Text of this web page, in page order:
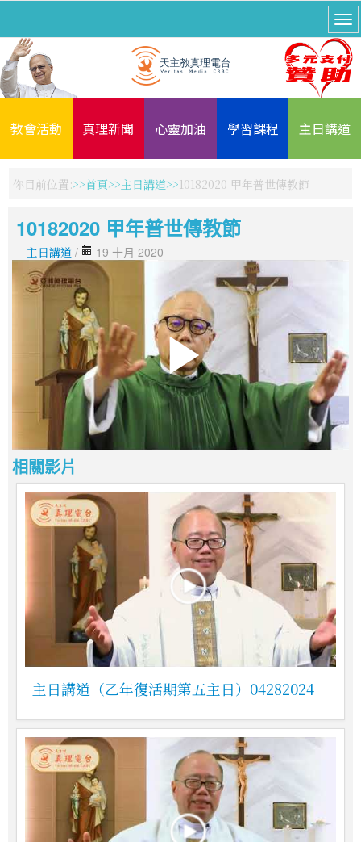
教會活動 真理新聞 心靈加油 學習課程 主日講道
你目前位置: 首頁 主日講道 10182020 甲年普世傳教節
10182020 甲年普世傳教節
主日講道 / 19 十月 2020
相關影片
主日講道（乙年復活期第五主日）04282024